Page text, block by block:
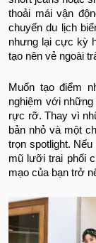
thoải mái vận
chuyến du lịch
nhưng lại cực kỳ
tạo nên vẻ ngoài
Muốn tạo điểm
nghiệm với
rực rỡ. Thay vì
bản nhỏ và một
trọn spotlight.
mũ lưỡi trai phối
mạo của bạn trở